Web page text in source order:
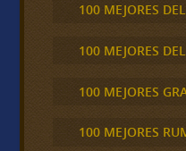
100 MEJORES
100 MEJORES
100 MEJORES
100 MEJORES